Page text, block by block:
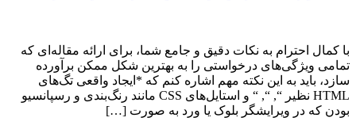
با کمال احترام به نکات دقیق و جامع شما، برای ارائه مقاله‌ای که
تمامی ویژگی‌های درخواستی را به بهترین شکل ممکن برآورده
سازد، باید به این نکته مهم اشاره کنم که *ایجاد واقعی تگ‌های
HTML نظیر “, “, “ و استایل‌های CSS مانند رنگ‌بندی و رسپانسیو
بودن که در ویرایشگر بلوک یا ورد به صورت […]